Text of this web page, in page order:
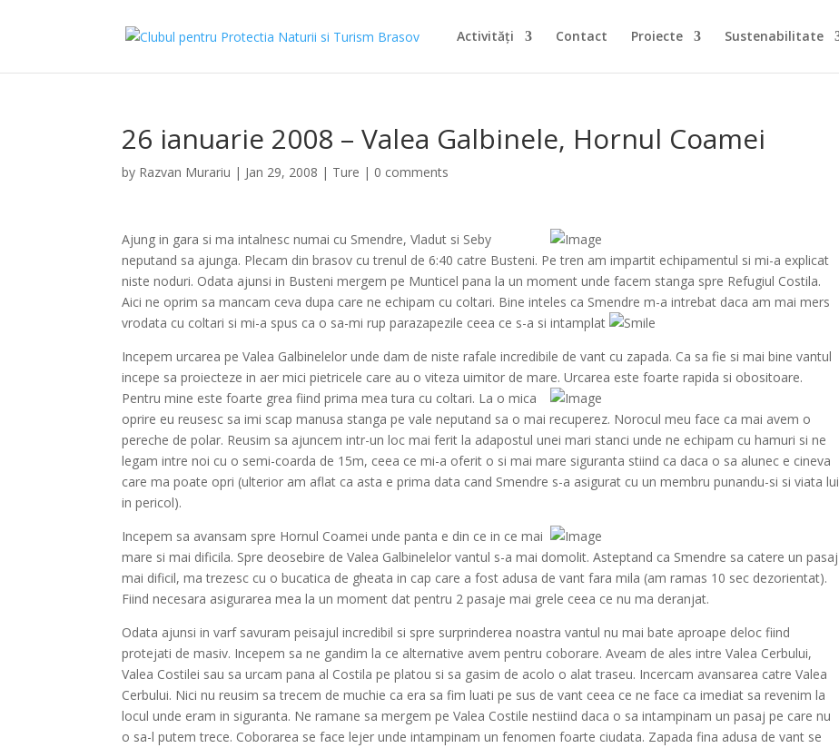
Activități Contact Proiecte Sustenabilitate
26 ianuarie 2008 – Valea Galbinele, Hornul Coamei
by Razvan Murariu | Jan 29, 2008 | Ture | 0 comments
Ajung in gara si ma intalnesc numai cu Smendre, Vladut si Seby
neputand sa ajunga. Plecam din brasov cu trenul de 6:40 catre Busteni. Pe tren am impartit echipamentul si mi-a explicat
niste noduri. Odata ajunsi in Busteni mergem pe Munticel pana la un moment unde facem stanga spre Refugiul Costila.
Aici ne oprim sa mancam ceva dupa care ne echipam cu coltari. Bine inteles ca Smendre m-a intrebat daca am mai mers
vrodata cu coltari si mi-a spus ca o sa-mi rup parazapezile ceea ce s-a si intamplat
Incepem urcarea pe Valea Galbinelelor unde dam de niste rafale incredibile de vant cu zapada. Ca sa fie si mai bine vantul
incepe sa proiecteze in aer mici pietricele care au o viteza uimitor de mare. Urcarea este foarte rapida si obositoare.
Pentru mine este foarte grea fiind prima mea tura cu coltari. La o mica
oprire eu reusesc sa imi scap manusa stanga pe vale neputand sa o mai recuperez. Norocul meu face ca mai avem o
pereche de polar. Reusim sa ajuncem intr-un loc mai ferit la adapostul unei mari stanci unde ne echipam cu hamuri si ne
legam intre noi cu o semi-coarda de 15m, ceea ce mi-a oferit o si mai mare siguranta stiind ca daca o sa alunec e cineva
care ma poate opri (ulterior am aflat ca asta e prima data cand Smendre s-a asigurat cu un membru punandu-si si viata lui
in pericol).
Incepem sa avansam spre Hornul Coamei unde panta e din ce in ce mai
mare si mai dificila. Spre deosebire de Valea Galbinelelor vantul s-a mai domolit. Asteptand ca Smendre sa catere un pasaj
mai dificil, ma trezesc cu o bucatica de gheata in cap care a fost adusa de vant fara mila (am ramas 10 sec dezorientat).
Fiind necesara asigurarea mea la un moment dat pentru 2 pasaje mai grele ceea ce nu ma deranjat.
Odata ajunsi in varf savuram peisajul incredibil si spre surprinderea noastra vantul nu mai bate aproape deloc fiind
protejati de masiv. Incepem sa ne gandim la ce alternative avem pentru coborare. Aveam de ales intre Valea Cerbului,
Valea Costilei sau sa urcam pana al Costila pe platou si sa gasim de acolo o alat traseu. Incercam avansarea catre Valea
Cerbului. Nici nu reusim sa trecem de muchie ca era sa fim luati pe sus de vant ceea ce ne face ca imediat sa revenim la
locul unde eram in siguranta. Ne ramane sa mergem pe Valea Costile nestiind daca o sa intampinam un pasaj pe care nu
o sa-l putem trece. Coborarea se face lejer unde intampinam un fenomen foarte ciudata. Zapada fina adusa de vant se